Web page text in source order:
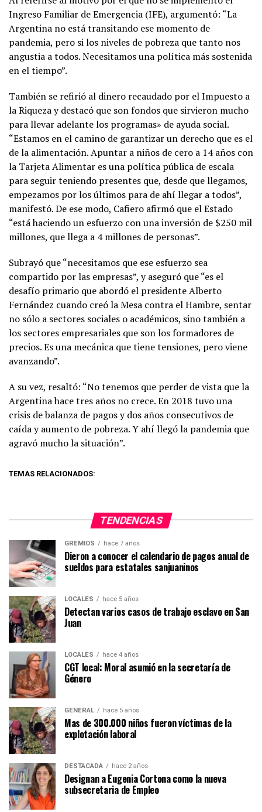
Ingreso Familiar de Emergencia (IFE), argumentó: “La
Argentina no está transitando ese momento de
pandemia, pero si los niveles de pobreza que tanto nos
angustia a todos. Necesitamos una política más sostenida
en el tiempo”.
También se refirió al dinero recaudado por el Impuesto a
la Riqueza y destacó que son fondos que sirvieron mucho
para llevar adelante los programas» de ayuda social.
“Estamos en el camino de garantizar un derecho que es el
de la alimentación. Apuntar a niños de cero a 14 años con
la Tarjeta Alimentar es una política pública de escala
para seguir teniendo presentes que, desde que llegamos,
empezamos por los últimos para de ahí llegar a todos”,
manifestó. De ese modo, Cafiero afirmó que el Estado
“está haciendo un esfuerzo con una inversión de $250 mil
millones, que llega a 4 millones de personas”.
Subrayó que “necesitamos que ese esfuerzo sea
compartido por las empresas”, y aseguró que “es el
desafío primario que abordó el presidente Alberto
Fernández cuando creó la Mesa contra el Hambre, sentar
no sólo a sectores sociales o académicos, sino también a
los sectores empresariales que son los formadores de
precios. Es una mecánica que tiene tensiones, pero viene
avanzando”.
A su vez, resaltó: “No tenemos que perder de vista que la
Argentina hace tres años no crece. En 2018 tuvo una
crisis de balanza de pagos y dos años consecutivos de
caída y aumento de pobreza. Y ahí llegó la pandemia que
agravó mucho la situación”.
TEMAS RELACIONADOS:
TENDENCIAS
GREMIOS hace 7 años
Dieron a conocer el calendario de pagos anual de
sueldos para estatales sanjuaninos
LOCALES hace 5 años
Detectan varios casos de trabajo esclavo en San
Juan
LOCALES hace 4 años
CGT local: Moral asumió en la secretaría de
Género
GENERAL hace 5 años
Mas de 300.000 niños fueron víctimas de la
explotación laboral
DESTACADA hace 2 años
Designan a Eugenia Cortona como la nueva
subsecretaria de Empleo